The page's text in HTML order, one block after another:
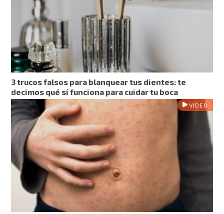
3 trucos falsos para blanquear tus dientes: te
decimos qué sí funciona para cuidar tu boca
VIDEO